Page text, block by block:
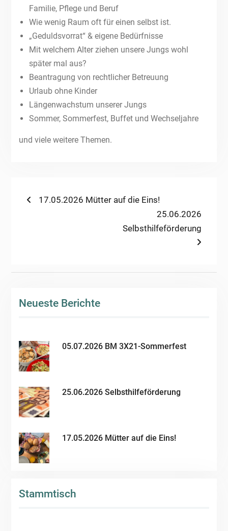
Familie, Pflege und Beruf
Wie wenig Raum oft für einen selbst ist.
„Geduldsvorrat“ & eigene Bedürfnisse
Mit welchem Alter ziehen unsere Jungs wohl
später mal aus?
Beantragung von rechtlicher Betreuung
Urlaub ohne Kinder
Längenwachstum unserer Jungs
Sommer, Sommerfest, Buffet und Wechseljahre
und viele weitere Themen.
Beitragsnavigation
Previous
17.05.2026 Mütter auf die Eins!
Next
post:
25.06.2026
Selbsthilfeförderung
Neueste Berichte
05.07.2026 BM 3X21-Sommerfest
25.06.2026 Selbsthilfeförderung
17.05.2026 Mütter auf die Eins!
Stammtisch